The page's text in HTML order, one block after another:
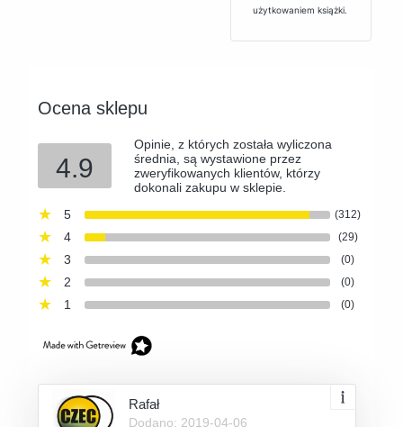
użytkowaniem książki.
Ocena sklepu
4.9
Opinie, z których została wyliczona
średnia, są wystawione przez
zweryfikowanych klientów, którzy
dokonali zakupu w sklepie.
5
(312)
4 (29)
3 (0)
2 (0)
1 (0)
Rafał
Dodano: 2019-04-06